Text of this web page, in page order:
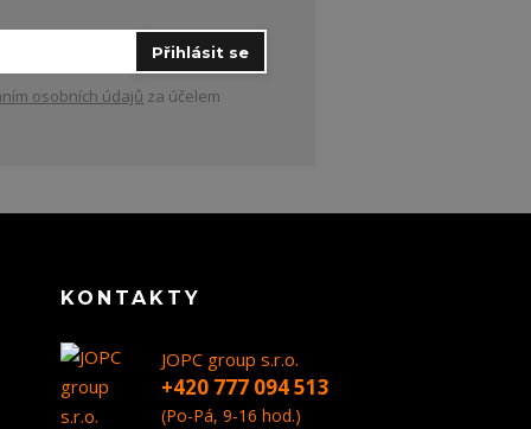
Přihlásit se
osobních údajů za účelem
KONTAKTY
JOPC group s.r.o.
+420 777 094 513
(Po-Pá, 9-16 hod.)